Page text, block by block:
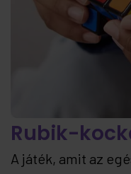
Rubik-
A játék, amit az